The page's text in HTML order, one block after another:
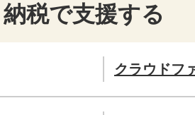
税で支援する
クラウドフ